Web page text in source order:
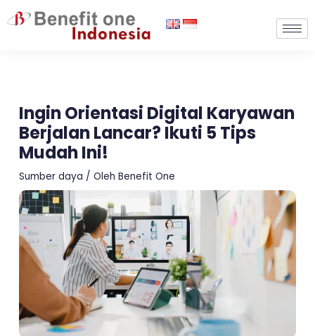
Lewati
ke
Ingin Orientasi Digital Karyawan
Berjalan Lancar? Ikuti 5 Tips
Mudah Ini!
Sumber daya / OlehBenefit One